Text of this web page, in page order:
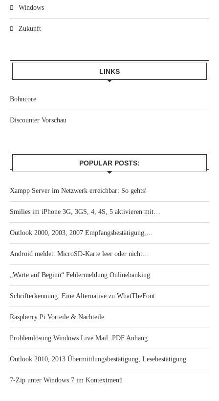
Windows
Zukunft
LINKS
Bohncore
Discounter Vorschau
POPULAR POSTS:
Xampp Server im Netzwerk erreichbar: So gehts!
Smilies im iPhone 3G, 3GS, 4, 4S, 5 aktivieren mit…
Outlook 2000, 2003, 2007 Empfangsbestätigung,…
Android meldet: MicroSD-Karte leer oder nicht…
„Warte auf Beginn“ Fehlermeldung Onlinebanking
Schrifterkennung: Eine Alternative zu WhatTheFont
Raspberry Pi Vorteile & Nachteile
Problemlösung Windows Live Mail .PDF Anhang
Outlook 2010, 2013 Übermittlungsbestätigung, Lesebestätigung
7-Zip unter Windows 7 im Kontextmenü